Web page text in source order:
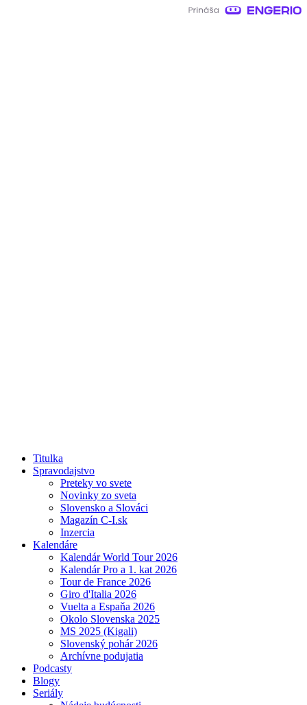
Titulka
Spravodajstvo
Preteky vo svete
Novinky zo sveta
Slovensko a Slováci
Magazín C-I.sk
Inzercia
Kalendáre
Kalendár World Tour 2026
Kalendár Pro a 1. kat 2026
Tour de France 2026
Giro d'Italia 2026
Vuelta a Espaňa 2026
Okolo Slovenska 2025
MS 2025 (Kigali)
Slovenský pohár 2026
Archívne podujatia
Podcasty
Blogy
Seriály